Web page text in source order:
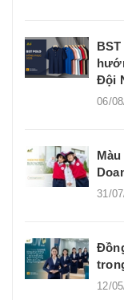
Đội
06/
31/
12/